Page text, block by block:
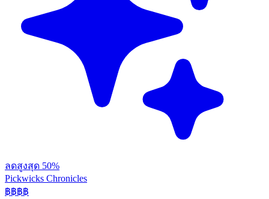
ลดสูงสุด 50%
Pickwicks Chronicles
฿฿฿฿